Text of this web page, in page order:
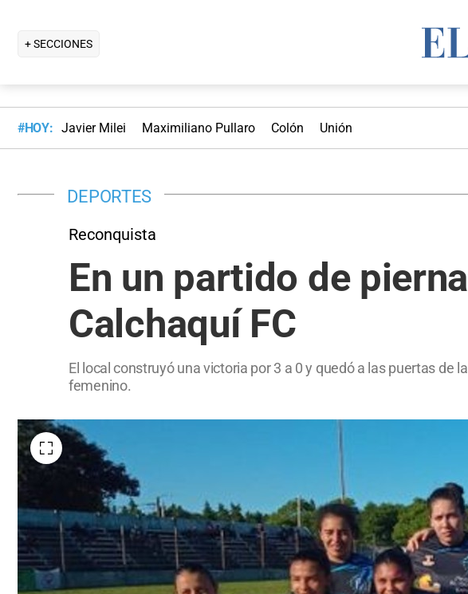
+ SECCIONES
#HOY: Javier Milei Maximiliano Pullaro Colón Unión
DEPORTES
Reconquista
En un partido de
Calchaquí FC
El local construyó una victoria por 3 a 0 y quedó a las puertas de
femenino.